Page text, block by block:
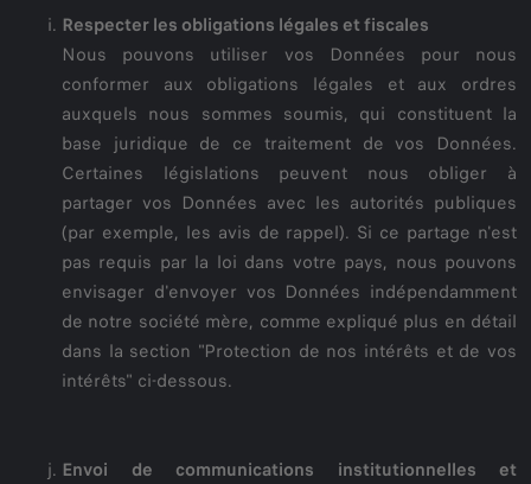
Respecter les obligations légales et fiscales
Nous pouvons utiliser vos Données pour nous
conformer aux obligations légales et aux ordres
auxquels nous sommes soumis, qui constituent la
base juridique de ce traitement de vos Données.
Certaines législations peuvent nous obliger à
partager vos Données avec les autorités publiques
(par exemple, les avis de rappel). Si ce partage n'est
pas requis par la loi dans votre pays, nous pouvons
envisager d'envoyer vos Données indépendamment
de notre société mère, comme expliqué plus en détail
dans la section "Protection de nos intérêts et de vos
intérêts" ci-dessous.
Envoi de communications institutionnelles et